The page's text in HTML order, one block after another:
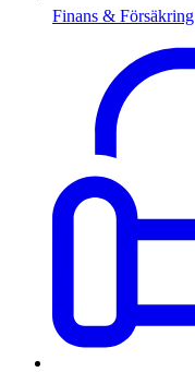
Finans & Försäkring